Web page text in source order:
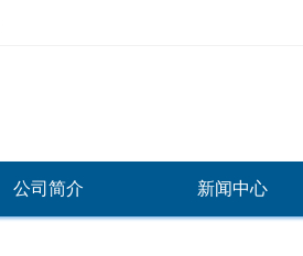
公司简介 新闻中心